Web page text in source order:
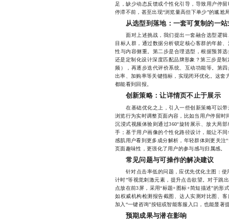
足，缺少动态反馈或个性化引导，导致用户停
停滞不前，甚至出现“浏览量高但下单少”的尴尬
从选型到落地：一套可复制的一
面对上述挑战，我们提出一套融合选型逻辑
目标人群，通过数据分析锁定核心客群的年龄
性与内容侧重。第二步是合理选型，根据预算
还是定制化设计深度匹配品牌形象？第三步是
频），再逐步迭代评价系统、互动功能等。第
出率、加购率等关键指标，实现闭环优化。这套
都能看到回报。
创新策略：让详情页不止于展示
在基础优化之上，引入一些创新策略可以带
浏览行为实时调整页面内容，比如当用户停留时
沉浸式视频体验则通过360°旋转展示、放大局
手；基于用户画像的个性化路径设计，能让不
感肌用户看到更多成分解析，年轻群体则更关注
页面趣味性，更强化了用户的参与感与归属感。
常见问题与可操作的解决建议
针对点击率低的问题，应优先优化主图：使
计时”等视觉刺激元素，提升点击欲望。对于
点放在前3屏，采用“标题+图标+简短描述”的形
如权威机构检测报告截图、达人实测对比图、
加入“一键咨询”按钮或智能客服入口，也能显著
预期成果与潜在影响